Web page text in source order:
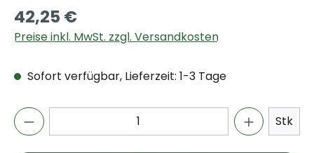
42,25 €
Preise inkl. MwSt. zzgl. Versandkosten
Sofort verfügbar, Lieferzeit: 1-3 Tage
Stk